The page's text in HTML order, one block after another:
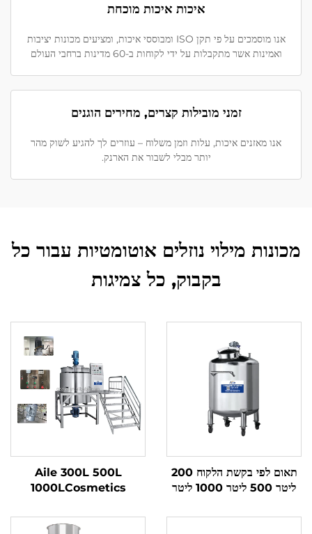
איכות איכות מוכחת
אנו מוסמכים על פי תקן ISO ומבוססי איכות, ומציעים מכונות יציבות
ואמינות אשר מתקבלות על ידי לקוחות ב-60 מדינות ברחבי העולם
זמני מובילות קצרים, מחירים הוגנים
אנו מאזנים איכות, עלות וזמן משלוח – עוזרים לך להגיע לשוק מהר
יותר מבלי לשבור את הארנק.
מכונות מילוי נוזלים אוטומטיות עבור כל
בקבוק, כל צמיגות
תאום לפי בקשת הלקוח 200
ליטר 500 ליטר 1000 ליטר
נוזלים לקיחת קוסמטיקה טנק
Aile 300L 500L
1000LCosmetics
Machine Shampoo